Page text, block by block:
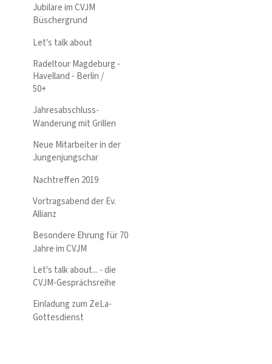
Jubilare im CVJM
Büschergrund
Let's talk about
Radeltour Magdeburg -
Havelland - Berlin /
50+
Jahresabschluss-
Wanderung mit Grillen
Neue Mitarbeiter in der
Jungenjungschar
Nachtreffen 2019
Vortragsabend der Ev.
Allianz
Besondere Ehrung für 70
Jahre im CVJM
Let's talk about... - die
CVJM-Gesprächsreihe
Einladung zum ZeLa-
Gottesdienst